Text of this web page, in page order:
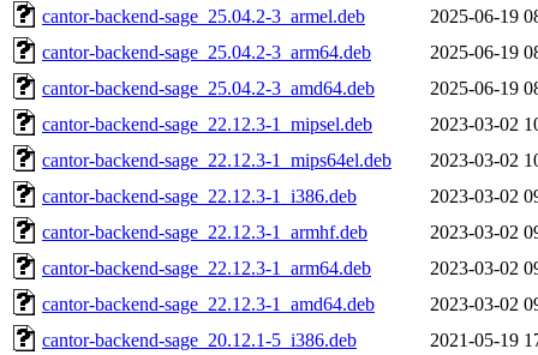
cantor-backend-sage_25.04.2-3_armel.deb
2025-06-19
cantor-backend-sage_25.04.2-3_arm64.deb
2025-06-19
cantor-backend-sage_25.04.2-3_amd64.deb
2025-06-19
cantor-backend-sage_22.12.3-1_mipsel.deb
2023-03-02
cantor-backend-sage_22.12.3-1_mips64el.deb
2023-03-02
cantor-backend-sage_22.12.3-1_i386.deb
2023-03-02
cantor-backend-sage_22.12.3-1_armhf.deb
2023-03-02
cantor-backend-sage_22.12.3-1_arm64.deb
2023-03-02
cantor-backend-sage_22.12.3-1_amd64.deb
2023-03-02
cantor-backend-sage_20.12.1-5_i386.deb
2021-05-19